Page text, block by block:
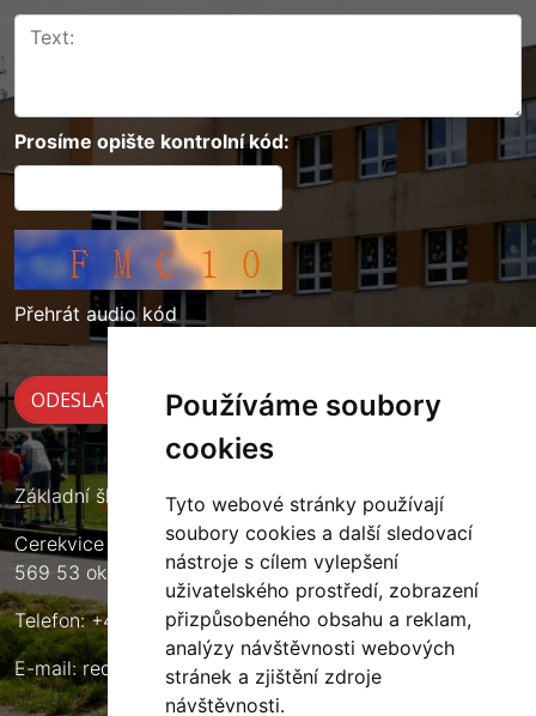
Používáme soubory
cookies
Tyto webové stránky používají
soubory cookies a další sledovací
nástroje s cílem vylepšení
uživatelského prostředí, zobrazení
přizpůsobeného obsahu a reklam,
analýzy návštěvnosti webových
stránek a zjištění zdroje
návštěvnosti.
Prosíme opište kontrolní kód:
Přehrát audio kód
Základní škola Cerekvice nad Loučnou
Cerekvice nad Loučnou 135
569 53 okres Svitavy
Telefon: +420 461 633 140
E-mail:reditel@zscerekvice.cz